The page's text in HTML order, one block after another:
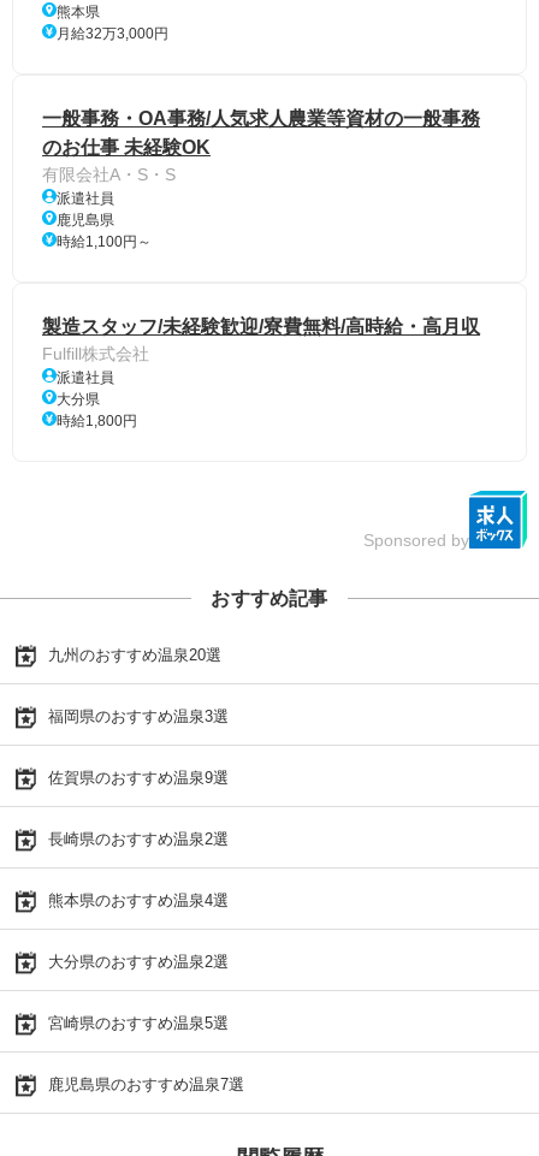
熊本県
月給32万3,000円
一般事務・OA事務/人気求人農業等資材の一般事務
のお仕事 未経験OK
有限会社A・S・S
派遣社員
鹿児島県
時給1,100円～
製造スタッフ/未経験歓迎/寮費無料/高時給・高月収
Fulfill株式会社
派遣社員
大分県
時給1,800円
Sponsored by
おすすめ記事
九州のおすすめ温泉20選
福岡県のおすすめ温泉3選
佐賀県のおすすめ温泉9選
長崎県のおすすめ温泉2選
熊本県のおすすめ温泉4選
大分県のおすすめ温泉2選
宮崎県のおすすめ温泉5選
鹿児島県のおすすめ温泉7選